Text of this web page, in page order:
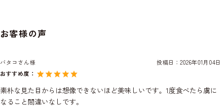
お客様の声
バタコさん様 投稿日： 2026年01月04日
おすすめ度：
素朴な見た目からは想像できないほど美味しいです。1度食べたら虜に
なること間違いなしです。